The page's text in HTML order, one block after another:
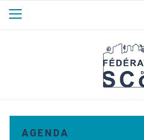
A G E N D A